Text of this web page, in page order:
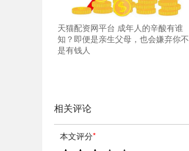
天猫配资网平台 成年人的辛酸有谁
知？即便是亲生父母，也会嫌弃你不
是有钱人
相关评论
本文评分*